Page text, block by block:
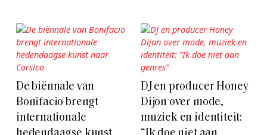
De biënnale van
Bonifacio brengt
internationale
DJ en producer Honey
Dijon over mode,
muziek en identiteit: